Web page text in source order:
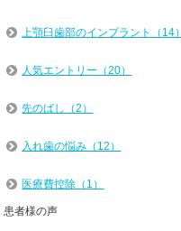
上顎臼歯部のインプラント（14）
人気エントリー（20）
先のばし（2）
入れ歯の悩み（12）
医療費控除（1）
患者様の声